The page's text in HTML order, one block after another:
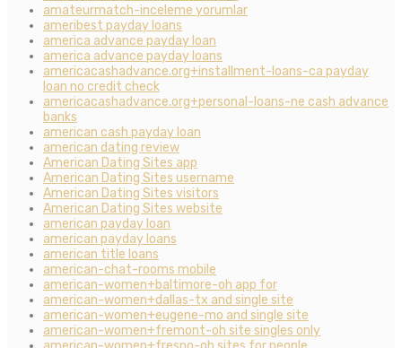
amateurmatch-inceleme yorumlar
ameribest payday loans
america advance payday loan
america advance payday loans
americacashadvance.org+installment-loans-ca payday
loan no credit check
americacashadvance.org+personal-loans-ne cash advance
banks
american cash payday loan
american dating review
American Dating Sites app
American Dating Sites username
American Dating Sites visitors
American Dating Sites website
american payday loan
american payday loans
american title loans
american-chat-rooms mobile
american-women+baltimore-oh app for
american-women+dallas-tx and single site
american-women+eugene-mo and single site
american-women+fremont-oh site singles only